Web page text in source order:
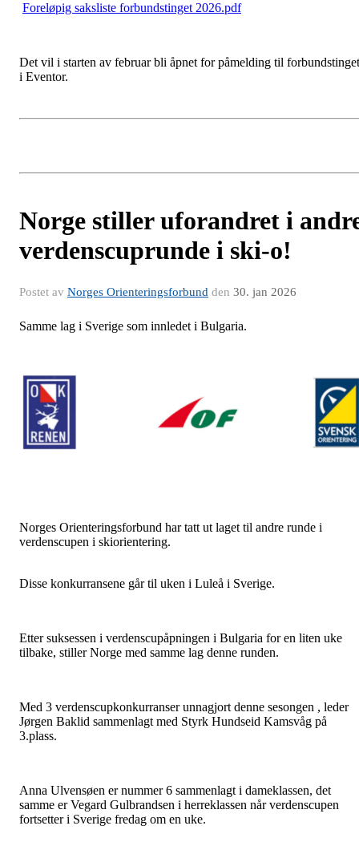
Foreløpig saksliste forbundstinget 2026.pdf
Det vil i starten av februar bli åpnet for påmelding til forbundstinget
i Eventor.
Norge stiller uforandret i
verdenscuprunde i ski-o!
Postet av Norges Orienteringsforbund den 30. jan 2026
Samme lag i Sverige som innledet i Bulgaria.
Norges Orienteringsforbund har tatt ut laget til andre runde i
verdenscupen i skiorientering.
Disse konkurransene går til uken i Luleå i Sverige.
Etter suksessen i verdenscupåpningen i Bulgaria for en liten uke
tilbake, stiller Norge med samme lag denne runden.
Med 3 verdenscupkonkurranser unnagjort denne sesongen , leder
Jørgen Baklid sammenlagt med Styrk Hundseid Kamsvåg på
3.plass.
Anna Ulvensøen er nummer 6 sammenlagt i dameklassen, det
samme er Vegard Gulbrandsen i herreklassen når verdenscupen
fortsetter i Sverige fredag om en uke.